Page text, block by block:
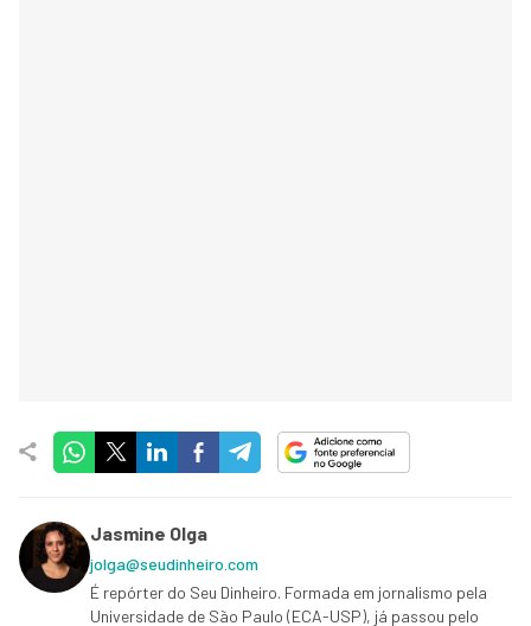
Jasmine Olga
jolga@seudinheiro.com
É repórter do Seu Dinheiro. Formada em jornalismo pela
Universidade de São Paulo (ECA-USP), já passou pelo